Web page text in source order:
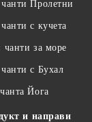
Пролетни
с кучета
за море
с Бухал
Йога
и направи